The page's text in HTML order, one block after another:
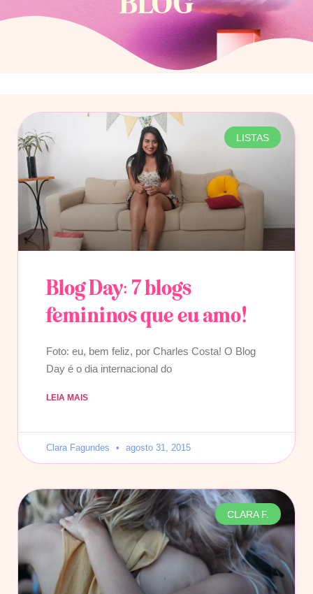
LISTAS
Blog Day: 7 blogs
femininos que eu amo!
Foto: eu, bem feliz, por Charles Costa! O Blog
Day é o dia internacional do
LEIA MAIS
Clara Fagundes agosto 31, 2015
CLARA F.